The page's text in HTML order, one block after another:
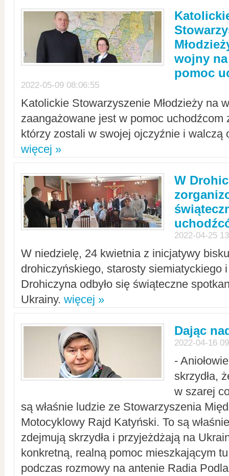
wojny
pomoc
2022-05-09 08:06:55
Katolickie Stowarzyszenie Młodzieży na
zaangażowane jest w pomoc uchodźcom
którzy zostali w swojej ojczyźnie i walczą
więcej »
W
2022-04-25
W niedzielę, 24 kwietnia z inicjatywy
drohiczyńskiego, starosty siemiatyckiego
Drohiczyna odbyło się świąteczne
Ukrainy. więcej »
Dając
2022-04-16
-
skrzydła,
w szarej
są właśnie ludzie ze Stowarzyszenia
Motocyklowy Rajd Katyński. To są
zdejmują skrzydła i przyjeżdżają na
konkretną, realną pomoc mieszkającym
podczas rozmowy na antenie Radia